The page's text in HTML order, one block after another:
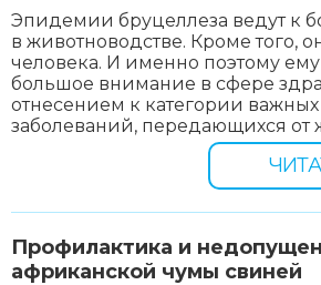
Эпидемии бруцеллеза ведут к
в животноводстве. Кроме того,
человека. И именно поэтому ему
большое внимание в сфере
отнесением к категории
заболеваний, передающихся от
Профилактика и
африканской чумы свиней